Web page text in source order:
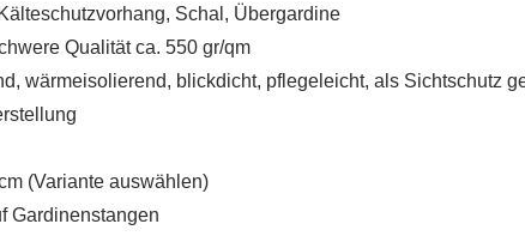
Schal, Übergardine
Qualität ca. 550 gr/qm
wärmeisolierend, blickdicht, pflegeleicht, als Sichtschutz
(Variante auswählen)
Gardinenstangen